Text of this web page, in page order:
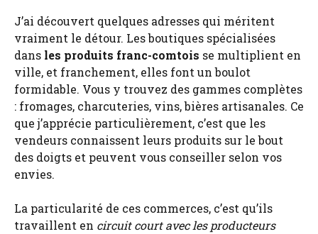
J’ai découvert quelques adresses qui méritent
vraiment le détour. Les boutiques spécialisées
dans les produits franc-comtois se multiplient en
ville, et franchement, elles font un boulot
formidable. Vous y trouvez des gammes complètes
: fromages, charcuteries, vins, bières artisanales. Ce
que j’apprécie particulièrement, c’est que les
vendeurs connaissent leurs produits sur le bout
des doigts et peuvent vous conseiller selon vos
envies.
La particularité de ces commerces, c’est qu’ils
travaillent en circuit court avec les producteurs